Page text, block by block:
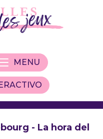
MENU
- La hora del